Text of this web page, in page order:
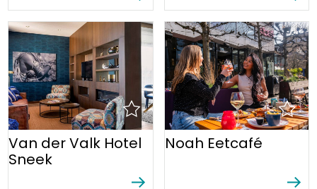
Van der Valk Hotel
Sneek
Noah Eetcafé